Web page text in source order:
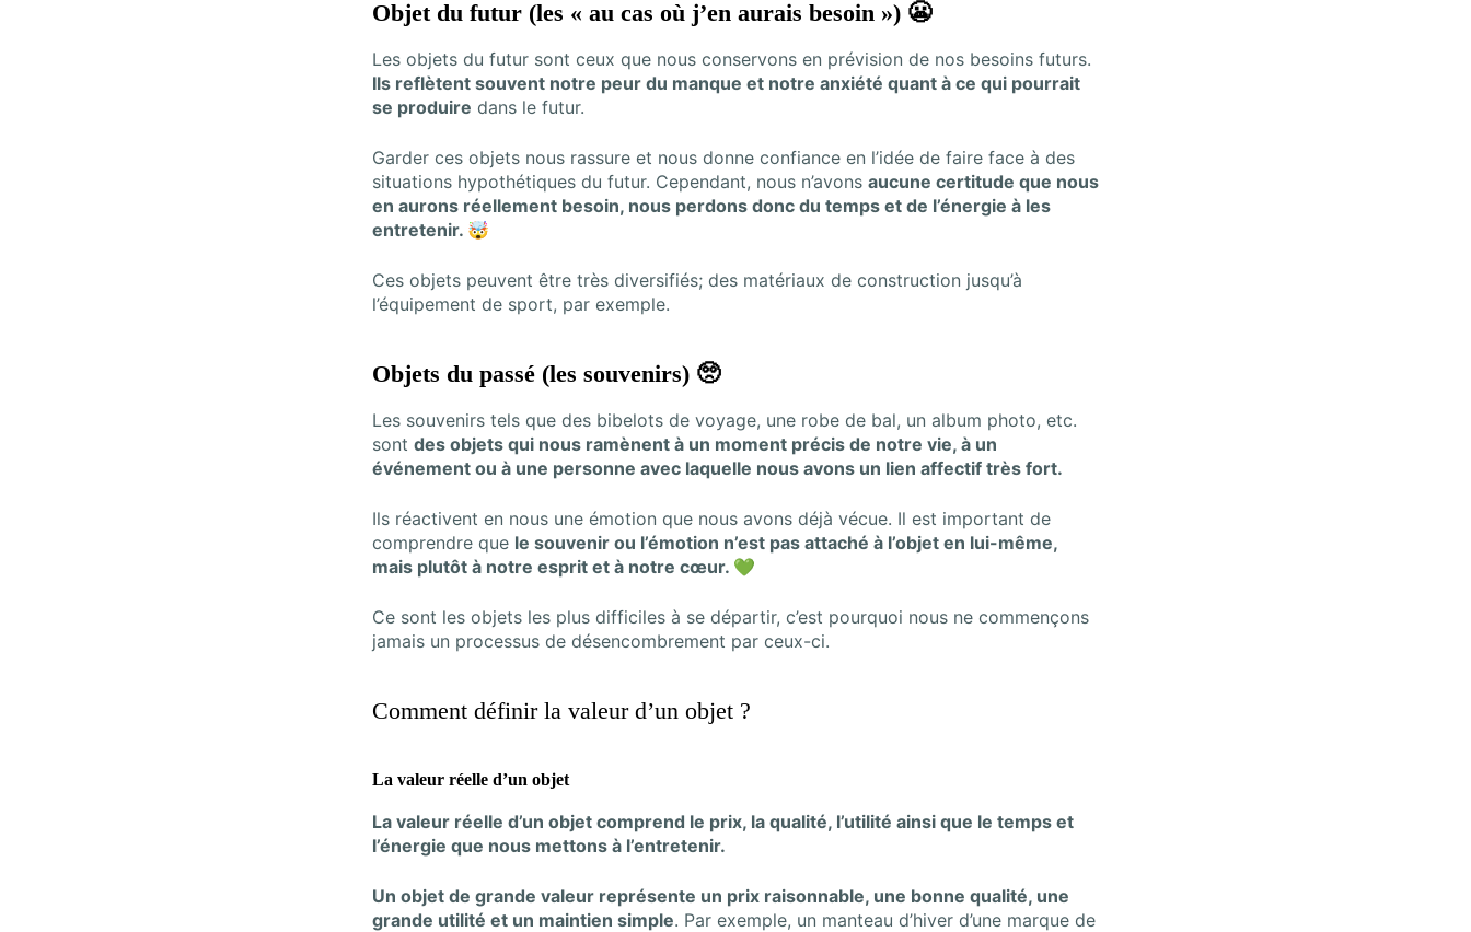
Objet du futur (les « au cas où j’en aurais besoin ») 😬
Les objets du futur sont ceux que nous conservons en prévision de nos besoins futurs.
Ils reflètent souvent notre peur du manque et notre anxiété quant à ce qui pourrait
se produire dans le futur.
Garder ces objets nous rassure et nous donne confiance en l’idée de faire face à des
situations hypothétiques du futur. Cependant, nous n’avons aucune certitude que nous
en aurons réellement besoin, nous perdons donc du temps et de l’énergie à les
entretenir. 🤯
Ces objets peuvent être très diversifiés; des matériaux de construction jusqu’à
l’équipement de sport, par exemple.
Objets du passé (les souvenirs) 🥺
Les souvenirs tels que des bibelots de voyage, une robe de bal, un album photo, etc.
sont des objets qui nous ramènent à un moment précis de notre vie, à un
événement ou à une personne avec laquelle nous avons un lien affectif très fort.
Ils réactivent en nous une émotion que nous avons déjà vécue. Il est important de
comprendre que le souvenir ou l’émotion n’est pas attaché à l’objet en lui-même,
mais plutôt à notre esprit et à notre cœur. 💚
Ce sont les objets les plus difficiles à se départir, c’est pourquoi nous ne commençons
jamais un processus de désencombrement par ceux-ci.
Comment définir la valeur d’un objet ?
La valeur réelle d’un objet
La valeur réelle d’un objet comprend le prix, la qualité, l’utilité ainsi que le temps et
l’énergie que nous mettons à l’entretenir.
Un objet de grande valeur représente un prix raisonnable, une bonne qualité, une
grande utilité et un maintien simple. Par exemple, un manteau d’hiver d’une marque de